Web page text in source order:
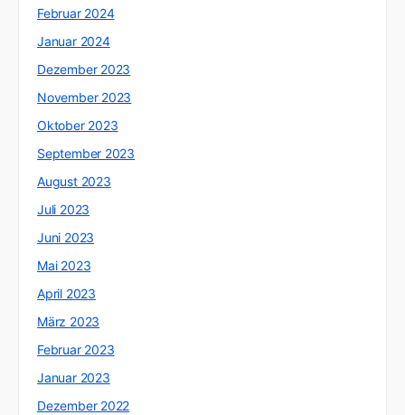
Februar 2024
Januar 2024
Dezember 2023
November 2023
Oktober 2023
September 2023
August 2023
Juli 2023
Juni 2023
Mai 2023
April 2023
März 2023
Februar 2023
Januar 2023
Dezember 2022